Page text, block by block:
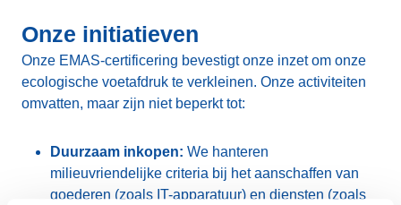
Onze initiatieven
Onze EMAS-certificering bevestigt onze inzet om onze
ecologische voetafdruk te verkleinen. Onze activiteiten
omvatten, maar zijn niet beperkt tot:
Duurzaam inkopen: We hanteren
milieuvriendelijke criteria bij het aanschaffen van
goederen (zoals IT-apparatuur) en diensten (zoals